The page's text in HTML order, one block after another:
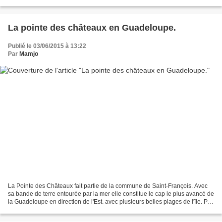
La pointe des châteaux en Guadeloupe.
Publié le 03/06/2015 à 13:22
Par Mamjo
La Pointe des Châteaux fait partie de la commune de Saint-François. Avec
sa bande de terre entourée par la mer elle constitue le cap le plus avancé de
la Guadeloupe en direction de l'Est. avec plusieurs belles plages de l'île. Par